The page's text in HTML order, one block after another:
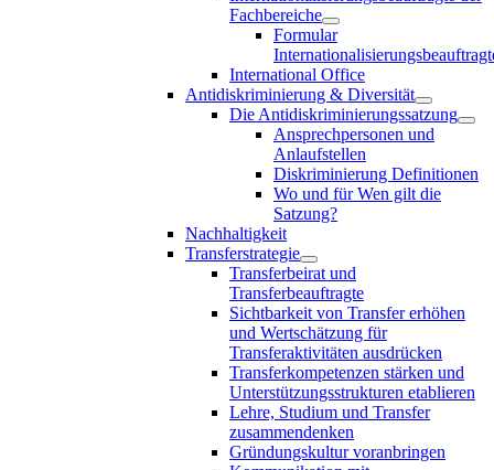
Fachbereiche
Formular
International Office
Antidiskriminierung & Diversität
Die Antidiskriminierungssatzung
Ansprechpersonen und
Anlaufstellen
Diskriminierung Definitionen
Wo und für Wen gilt die
Satzung?
Nachhaltigkeit
Transferstrategie
Transferbeirat und
Transferbeauftragte
Sichtbarkeit von Transfer erhöhen
und Wertschätzung für
Transferaktivitäten ausdrücken
Transferkompetenzen stärken und
Unterstützungsstrukturen etablieren
Lehre, Studium und Transfer
zusammendenken
Gründungskultur voranbringen